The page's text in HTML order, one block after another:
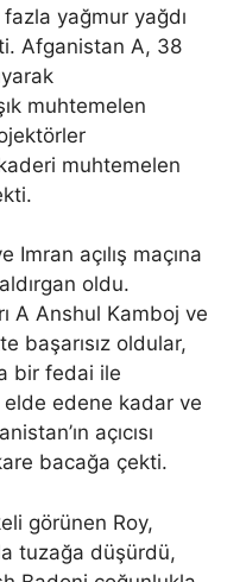
fazla yağmur yağdı
Afganistan A, 38
muhtemelen
muhtemelen
açılış maçına
oldu.
A Anshul Kamboj ve
başarısız oldular,
bir fedai ile
elde edene kadar ve
açıcısı
bacağa çekti.
görünen Roy,
tuzağa düşürdü,